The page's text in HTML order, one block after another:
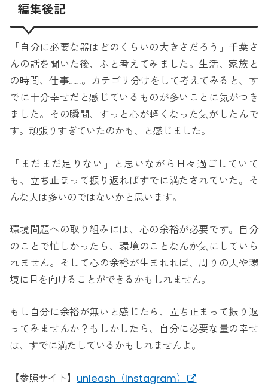
編集後記
「自分に必要な器はどのくらいの大きさだろう」千葉さ
んの話を聞いた後、ふと考えてみました。生活、家族と
の時間、仕事……。カテゴリ分けをして考えてみると、す
でに十分幸せだと感じているものが多いことに気がつき
ました。その瞬間、すっと心が軽くなった気がしたんで
す。頑張りすぎていたのかも、と感じました。
「まだまだ足りない」と思いながら日々過ごしていて
も、立ち止まって振り返ればすでに満たされていた。そ
んな人は多いのではないかと思います。
環境問題への取り組みには、心の余裕が必要です。自分
のことで忙しかったら、環境のことなんか気にしていら
れません。そして心の余裕が生まれれば、周りの人や環
境に目を向けることができるかもしれません。
もし自分に余裕が無いと感じたら、立ち止まって振り返
ってみませんか？もしかしたら、自分に必要な量の幸せ
は、すでに満たしているかもしれませんよ。
【参照サイト】 unleash（Instagram）